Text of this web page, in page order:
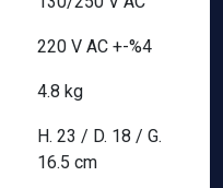
220 V AC +-%4
4.8 kg
H. 23 / D. 18 / G.
16.5 cm